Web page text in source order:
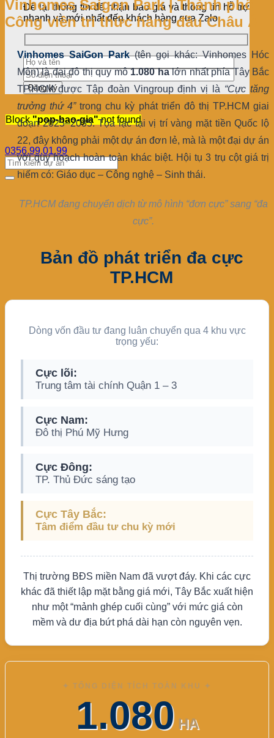
Để lại thông tin để nhận báo giá và thông tin hỗ trợ
nhanh và mới nhất đến khách hàng qua Zalo
Block"pop-bao-gia"not found
0356.99.01.99
Vinhomes Saigon Park | Thành phố
Công viên tri thức hàng đầu Châu Á
Vinhomes SaiGon Park(tên gọi khác: Vinhomes Hóc
Môn) là đại đô thị quy mô1.080 halớn nhất phía Tây Bắc
TP.HCM được Tập đoàn Vingroup định vị là “Cực tăng
trưởng thứ 4”trong chu kỳ phát triển đô thị TP.HCM giai
đoạn 2025–2035. Tọa lạc tại vị trí vàng mặt tiền Quốc lộ
22, đây không phải một dự án đơn lẻ, mà là một đại dự án
với quy hoạch hoàn toàn khác biệt. Hội tụ 3 trụ cột giá trị
hiếm có: Giáo dục – Công nghệ – Sinh thái.
TP.HCM đang chuyển dịch từ mô hình “đơn cực” sang “đa
cực”.
Bản đồ phát triển đa cực
TP.HCM
Dòng vốn đầu tư đang luân chuyển qua 4 khu vực
trọng yếu:
Cực lõi:
Trung tâm tài chính Quận 1 – 3
Cực Nam:
Đô thị Phú Mỹ Hưng
Cực Đông:
TP. Thủ Đức sáng tạo
Cực Tây Bắc:
Tâm điểm đầu tư chu kỳ mới
Thị trường BĐS miền Nam đã vượt đáy. Khi các cực
khác đã thiết lập mặt bằng giá mới, Tây Bắc xuất hiện
như một “mảnh ghép cuối cùng” với mức giá còn
mềm và dư địa bứt phá dài hạn còn nguyên vẹn.
✦ TỔNG DIỆN TÍCH TOÀN KHU ✦
1.080 HA